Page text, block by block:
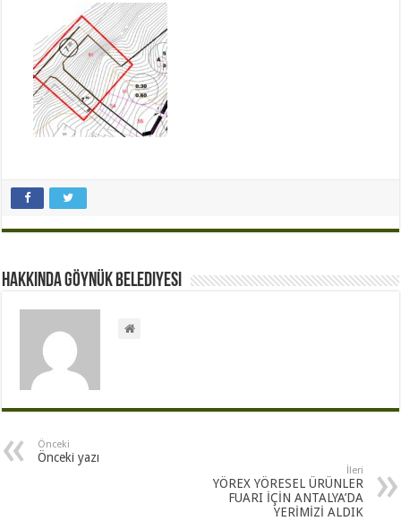
Hakkında Göynük Belediyesi
Önceki
Önceki yazı
İleri
YÖREX YÖRESEL ÜRÜNLER
FUARI İÇİN ANTALYA’DA
YERİMİZİ ALDIK